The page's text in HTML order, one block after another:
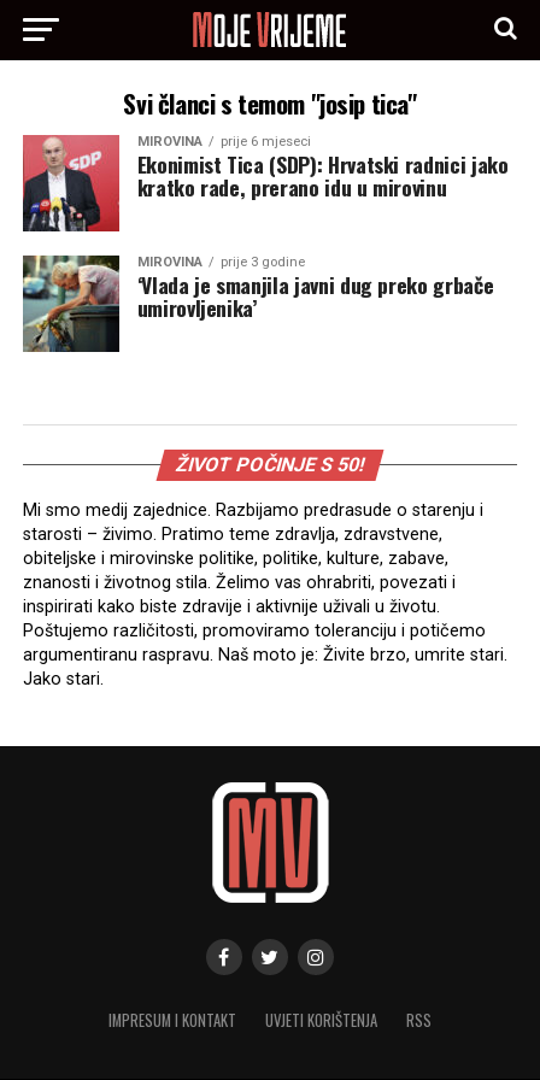
Svi članci s temom "josip tica"
MIROVINA prije 6 mjeseci
Ekonimist Tica (SDP): Hrvatski radnici jako
kratko rade, prerano idu u mirovinu
MIROVINA prije 3 godine
‘Vlada je smanjila javni dug preko grbače
umirovljenika’
ŽIVOT POČINJE S 50!
Mi smo medij zajednice. Razbijamo predrasude o starenju i
starosti – živimo. Pratimo teme zdravlja, zdravstvene,
obiteljske i mirovinske politike, politike, kulture, zabave,
znanosti i životnog stila. Želimo vas ohrabriti, povezati i
inspirirati kako biste zdravije i aktivnije uživali u životu.
Poštujemo različitosti, promoviramo toleranciju i potičemo
argumentiranu raspravu. Naš moto je: Živite brzo, umrite stari.
Jako stari.
IMPRESUM I KONTAKT UVJETI KORIŠTENJA RSS